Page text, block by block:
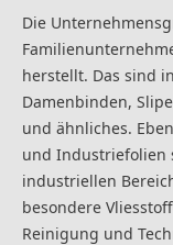
Die
herstellt. Das sind
Damenbinden,
und ähnliches.
und Industriefolien
industriellen
besondere
Reinigung und